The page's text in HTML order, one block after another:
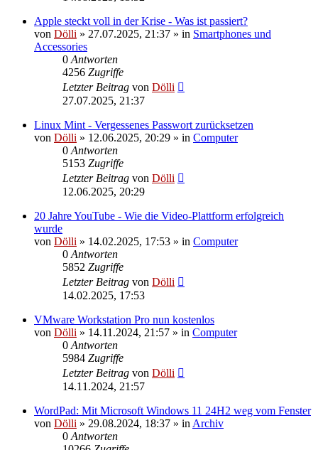
Apple steckt voll in der Krise - Was ist passiert?
von Dölli » 27.07.2025, 21:37 » in Smartphones und
Accessories
0 Antworten
4256 Zugriffe
Letzter Beitrag von Dölli
27.07.2025, 21:37
Linux Mint - Vergessenes Passwort zurücksetzen
von Dölli » 12.06.2025, 20:29 » in Computer
0 Antworten
5153 Zugriffe
Letzter Beitrag von Dölli
12.06.2025, 20:29
20 Jahre YouTube - Wie die Video-Plattform erfolgreich
wurde
von Dölli » 14.02.2025, 17:53 » in Computer
0 Antworten
5852 Zugriffe
Letzter Beitrag von Dölli
14.02.2025, 17:53
VMware Workstation Pro nun kostenlos
von Dölli » 14.11.2024, 21:57 » in Computer
0 Antworten
5984 Zugriffe
Letzter Beitrag von Dölli
14.11.2024, 21:57
WordPad: Mit Microsoft Windows 11 24H2 weg vom Fenster
von Dölli » 29.08.2024, 18:37 » in Archiv
0 Antworten